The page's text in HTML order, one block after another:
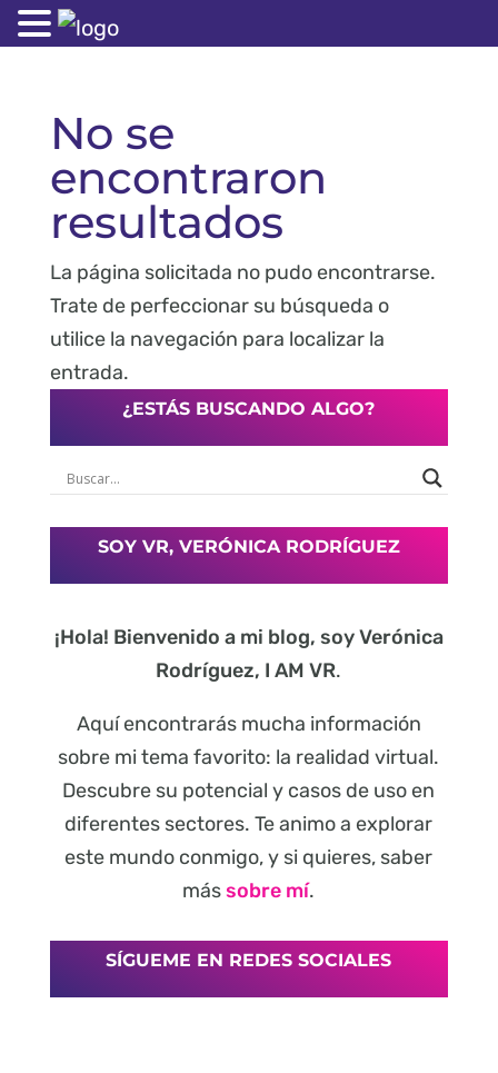
No se
encontraron
resultados
La página solicitada no pudo encontrarse.
Trate de perfeccionar su búsqueda o
utilice la navegación para localizar la
entrada.
¿ESTÁS BUSCANDO ALGO?
SOY VR, VERÓNICA RODRÍGUEZ
¡Hola! Bienvenido a mi blog, soy Verónica
Rodríguez, I AM VR.
Aquí encontrarás mucha información
sobre mi tema favorito: la realidad virtual.
Descubre su potencial y casos de uso en
diferentes sectores. Te animo a explorar
este mundo conmigo, y si quieres, saber
mássobre mí.
SÍGUEME EN REDES SOCIALES